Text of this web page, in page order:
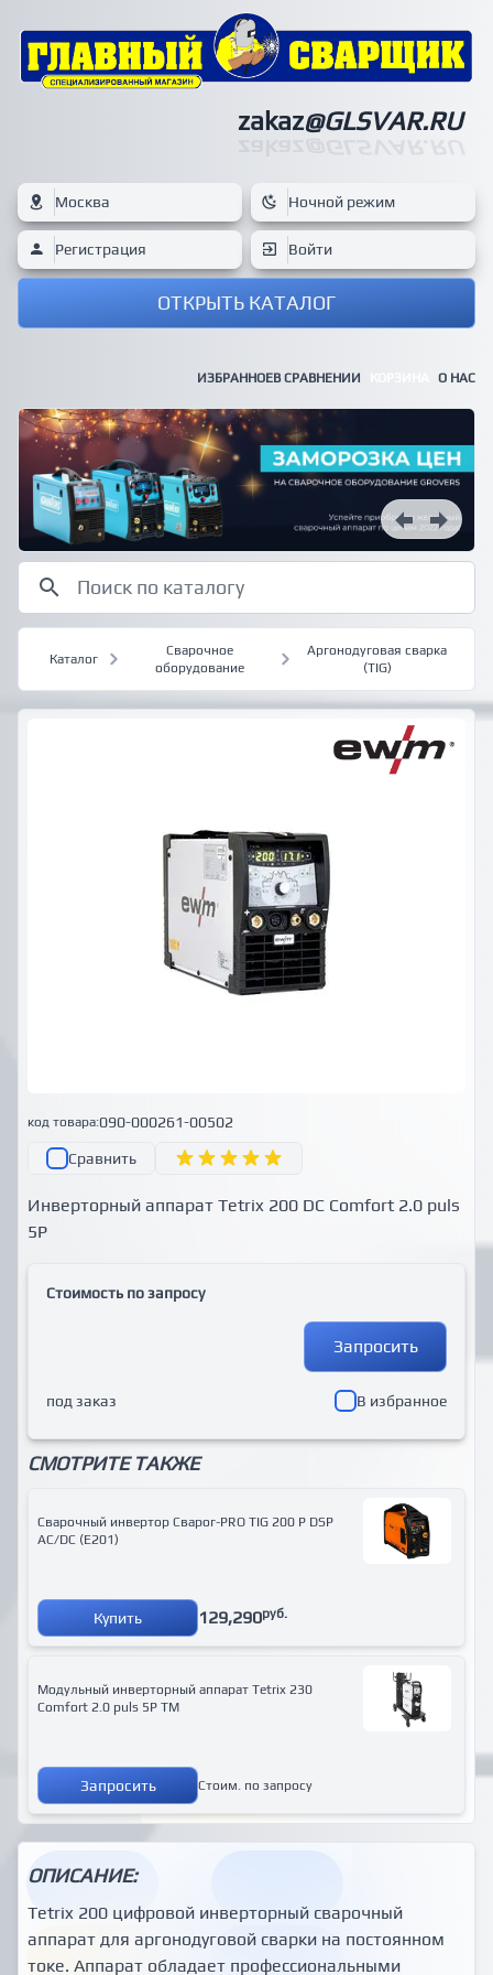
zakaz@GLSVAR.RU
Москва Ночной режим
Регистрация Войти
ОТКРЫТЬ КАТАЛОГ
ИЗБРАННОЕВ СРАВНЕНИИ О НАС
Каталог
Сварочное
оборудование
Аргонодуговая сварка
(TIG)
код товара:090-000261-00502
Сравнить
Инверторный аппарат Tetrix 200 DC Comfort 2.0 puls
5P
Стоимость по запросу
Запросить
под заказ В избранное
СМОТРИТЕ ТАКЖЕ
Сварочный инвертор Сварог-PRO TIG 200 P DSP
AC/DC (E201)
Купить 129,290руб.
Модульный инверторный аппарат Tetrix 230
Comfort 2.0 puls 5P TM
Запросить Стоим. по запросу
ОПИСАНИЕ:
Tetrix 200 цифровой инверторный сварочный
аппарат для аргонодуговой сварки на постоянном
токе. Аппарат обладает профессиональными